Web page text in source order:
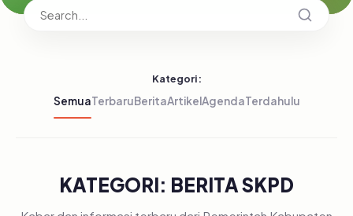
Kategori:
SemuaTerbaruBeritaArtikelAgendaTerdahulu
KATEGORI: BERITA SKPD